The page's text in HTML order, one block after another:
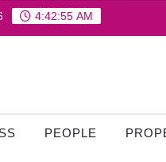
4:42:57 AM
PEOPLE